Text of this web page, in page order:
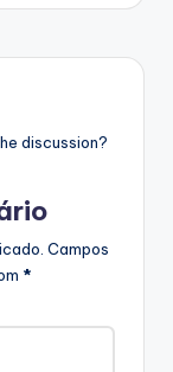
discussion?
Campos
*